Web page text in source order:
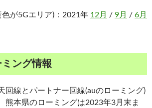
が5Gエリア)：2021年 12月 / 9月 / 6月
ング情報
回線とパートナー回線(auのローミング)
熊本県のローミングは2023年3月末ま